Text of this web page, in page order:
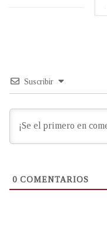
Suscribir
0 COMENTARIOS